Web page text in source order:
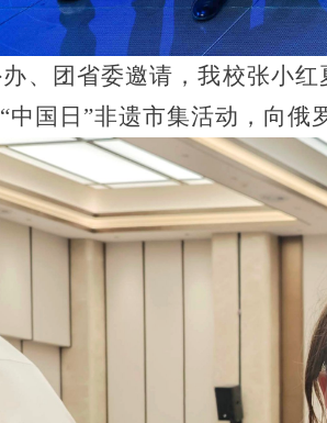
、团省委邀请，我校张小
“中国日”非遗市集活动，向